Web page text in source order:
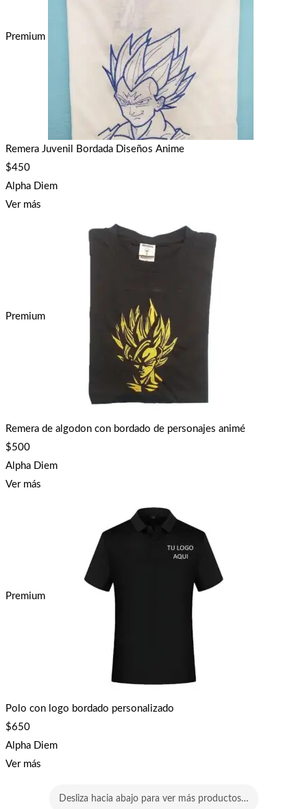
Premium
Remera Juvenil Bordada Diseños Anime
$450
Alpha Diem
Ver más
Premium
Remera de algodon con bordado de personajes animé
$500
Alpha Diem
Ver más
Premium
Polo con logo bordado personalizado
$650
Alpha Diem
Ver más
Desliza hacia abajo para ver más productos…